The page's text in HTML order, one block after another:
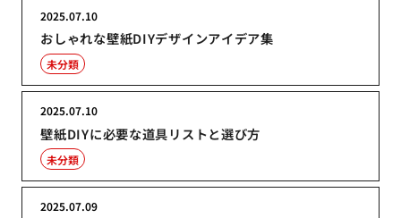
おしゃれな壁紙DIYデザインアイデア集
2025.07.10
未分類
壁紙DIYに必要な道具リストと選び方
2025.07.10
未分類
2025.07.09